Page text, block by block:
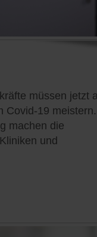
müssen jetzt
Covid-19
machen die
und